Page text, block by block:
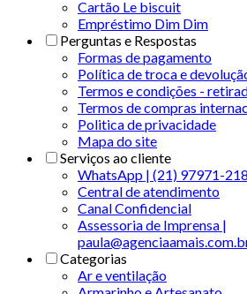
Cartão Le biscuit
Empréstimo Dim Dim
Perguntas e Respostas
Formas de pagamento
Política de troca e
Termos e condições -
Termos de compras
Politica de privacidade
Mapa do site
Serviços ao cliente
WhatsApp | (21) 97971-
Central de atendimento
Canal Confidencial
Assessoria de Imprensa |
Categorias
Ar e ventilação